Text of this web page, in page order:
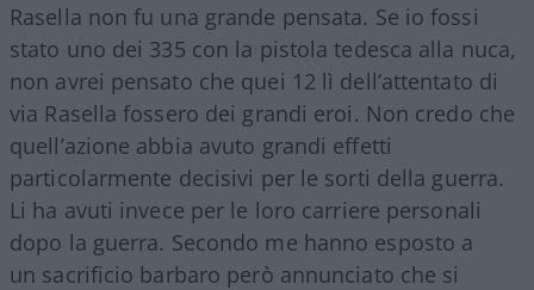
Rasella non fu una grande pensata. Se io fossi
stato uno dei 335 con la pistola tedesca alla nuca,
non avrei pensato che quei 12 lì dell’attentato di
via Rasella fossero dei grandi eroi. Non credo che
quell’azione abbia avuto grandi effetti
particolarmente decisivi per le sorti della guerra.
Li ha avuti invece per le loro carriere personali
dopo la guerra. Secondo me hanno esposto a
un sacrificio barbaro però annunciato che si